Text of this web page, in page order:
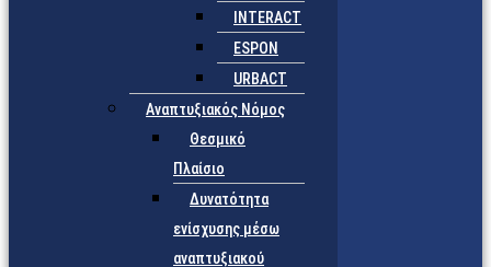
INTERACT
ESPON
URBACT
Αναπτυξιακός Νόμος
Θεσμικό
Πλαίσιο
Δυνατότητα
ενίσχυσης μέσω
αναπτυξιακού